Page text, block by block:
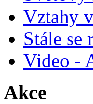
Vztahy
Stále
Video -
Akce